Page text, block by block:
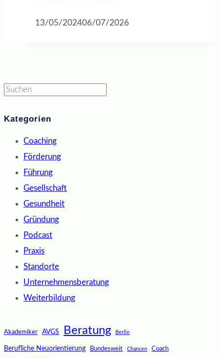
13/05/202406/07/2026
Suchen
Kategorien
Coaching
Förderung
Führung
Gesellschaft
Gesundheit
Gründung
Podcast
Praxis
Standorte
Unternehmensberatung
Weiterbildung
Akademiker AVGS Beratung Berlin
Berufliche Neuorientierung Bundesweit Chancen Coach